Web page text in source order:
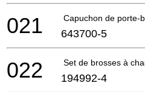
Capuchon de porte-
021 643700-5
Set de brosses à
022 194992-4